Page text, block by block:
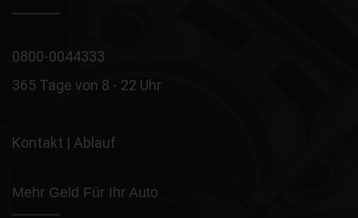
0800-0044333
365 Tage von 8 - 22 Uhr
Kontakt | Ablauf
Mehr Geld Für Ihr Auto